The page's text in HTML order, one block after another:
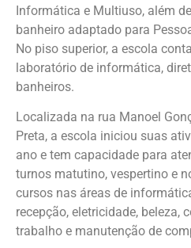
Informática e Multiuso, além
banheiro adaptado para
No piso superior, a escola
laboratório de informática,
banheiros.
Localizada na rua Manoel
Preta, a escola iniciou suas
ano e tem capacidade para
turnos matutino, vespertino e
cursos nas áreas de
recepção, eletricidade, beleza,
trabalho e manutenção de